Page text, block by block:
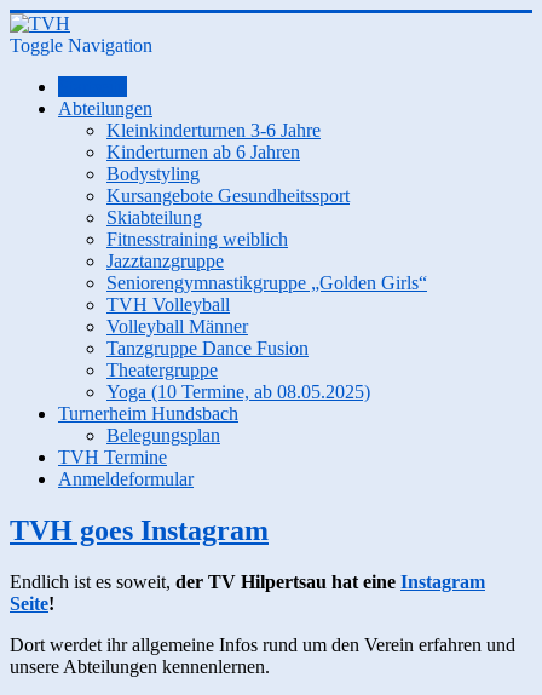
Toggle Navigation
Abteilungen
Kleinkinderturnen 3-6 Jahre
Kinderturnen ab 6 Jahren
Bodystyling
Kursangebote Gesundheitssport
Skiabteilung
Fitnesstraining weiblich
Jazztanzgruppe
Seniorengymnastikgruppe „Golden Girls“
TVH Volleyball
Volleyball Männer
Tanzgruppe Dance Fusion
Theatergruppe
Yoga (10 Termine, ab 08.05.2025)
Turnerheim Hundsbach
Belegungsplan
TVH Termine
Anmeldeformular
TVH goes Instagram
Endlich ist es soweit, der TV Hilpertsau hat eine Instagram
Seite!
Dort werdet ihr allgemeine Infos rund um den Verein erfahren und
unsere Abteilungen kennenlernen.